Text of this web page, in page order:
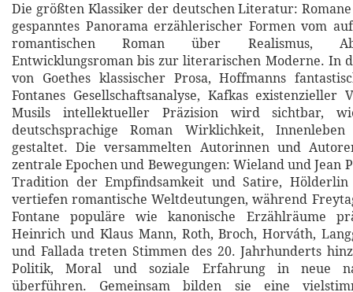
Die größten Klassiker der deutschen Literatur:
gespanntes Panorama erzählerischer Formen vom
romantischen Roman über Realismus,
Entwicklungsroman bis zur literarischen Moderne. In
von Goethes klassischer Prosa, Hoffmanns
Fontanes Gesellschaftsanalyse, Kafkas existenzieller
Musils intellektueller Präzision wird sichtbar,
deutschsprachige Roman Wirklichkeit,
gestaltet. Die versammelten Autorinnen und
zentrale Epochen und Bewegungen: Wieland und Jean
Tradition der Empfindsamkeit und Satire,
vertiefen romantische Weltdeutungen, während
Fontane populäre wie kanonische Erzählräume
Heinrich und Klaus Mann, Roth, Broch, Horváth,
und Fallada treten Stimmen des 20. Jahrhunderts
Politik, Moral und soziale Erfahrung in neue
überführen. Gemeinsam bilden sie eine